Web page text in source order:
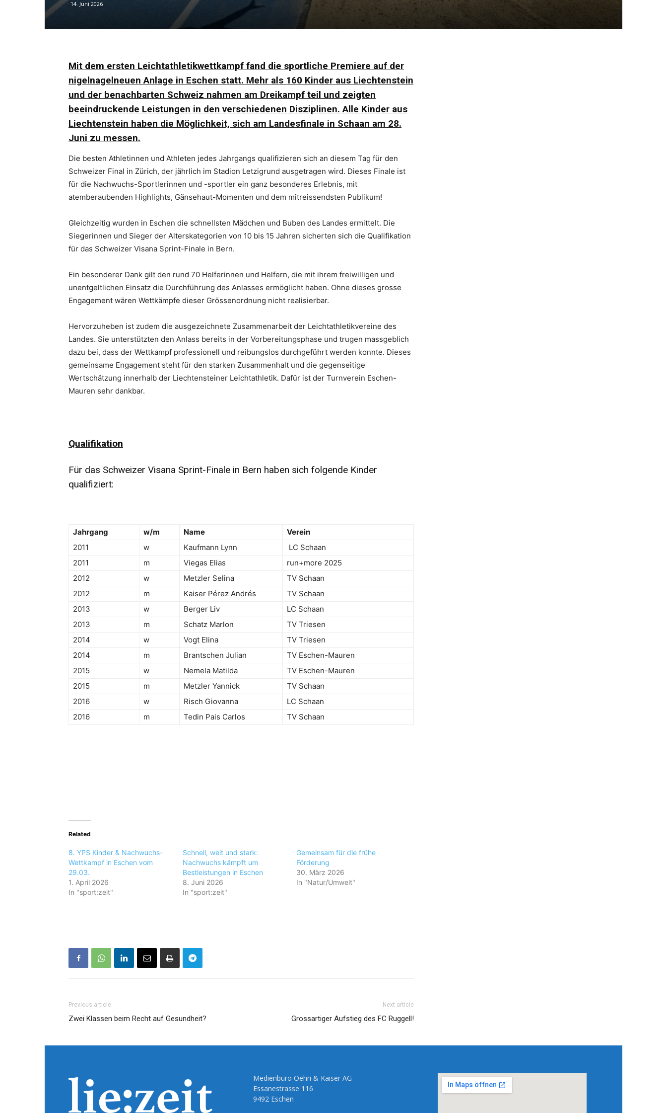
14. Juni 2026
Mit dem ersten Leichtathletikwettkampf fand die sportliche Premiere auf der
nigelnagelneuen Anlage in Eschen statt. Mehr als 160 Kinder aus Liechtenstein
und der benachbarten Schweiz nahmen am Dreikampf teil und zeigten
beeindruckende Leistungen in den verschiedenen Disziplinen. Alle Kinder aus
Liechtenstein haben die Möglichkeit, sich am Landesfinale in Schaan am 28.
Juni zu messen.
Die besten Athletinnen und Athleten jedes Jahrgangs qualifizieren sich an diesem Tag für den
Schweizer Final in Zürich, der jährlich im Stadion Letzigrund ausgetragen wird. Dieses Finale ist
für die Nachwuchs-Sportlerinnen und -sportler ein ganz besonderes Erlebnis, mit
atemberaubenden Highlights, Gänsehaut-Momenten und dem mitreissendsten Publikum!
Gleichzeitig wurden in Eschen die schnellsten Mädchen und Buben des Landes ermittelt. Die
Siegerinnen und Sieger der Alterskategorien von 10 bis 15 Jahren sicherten sich die Qualifikation
für das Schweizer Visana Sprint-Finale in Bern.
Ein besonderer Dank gilt den rund 70 Helferinnen und Helfern, die mit ihrem freiwilligen und
unentgeltlichen Einsatz die Durchführung des Anlasses ermöglicht haben. Ohne dieses grosse
Engagement wären Wettkämpfe dieser Grössenordnung nicht realisierbar.
Hervorzuheben ist zudem die ausgezeichnete Zusammenarbeit der Leichtathletikvereine des
Landes. Sie unterstützten den Anlass bereits in der Vorbereitungsphase und trugen massgeblich
dazu bei, dass der Wettkampf professionell und reibungslos durchgeführt werden konnte. Dieses
gemeinsame Engagement steht für den starken Zusammenhalt und die gegenseitige
Wertschätzung innerhalb der Liechtensteiner Leichtathletik. Dafür ist der Turnverein Eschen-
Mauren sehr dankbar.
Qualifikation
Für das Schweizer Visana Sprint-Finale in Bern haben sich folgende Kinder
qualifiziert:
Jahrgang w/m Name
Verein
2011
w Kaufmann Lynn
LC Schaan
2011
m Viegas Elias
run+more 2025
2012
w Metzler Selina
TV Schaan
2012
m Kaiser Pérez Andrés
TV Schaan
2013
w Berger Liv
LC Schaan
2013
m Schatz Marlon
TV Triesen
2014
w Vogt Elina
TV Triesen
2014
m Brantschen Julian
TV Eschen-Mauren
2015
w Nemela Matilda
TV Eschen-Mauren
2015
m Metzler Yannick
TV Schaan
2016
w Risch Giovanna
LC Schaan
2016
m Tedin Pais Carlos TV Schaan
Related
8. YPS Kinder & Nachwuchs-
Wettkampf in Eschen vom
29.03.
1. April 2026
In "sport:zeit"
Schnell, weit und stark:
Nachwuchs kämpft um
Bestleistungen in Eschen
8. Juni 2026
In "sport:zeit"
Gemeinsam für die frühe
Förderung
30. März 2026
In "Natur/Umwelt"
Previous article
Zwei Klassen beim Recht auf Gesundheit?
Next article
Grossartiger Aufstieg des FC Ruggell!
Medienbüro Oehri & Kaiser AG
Essanestrasse 116
9492 Eschen